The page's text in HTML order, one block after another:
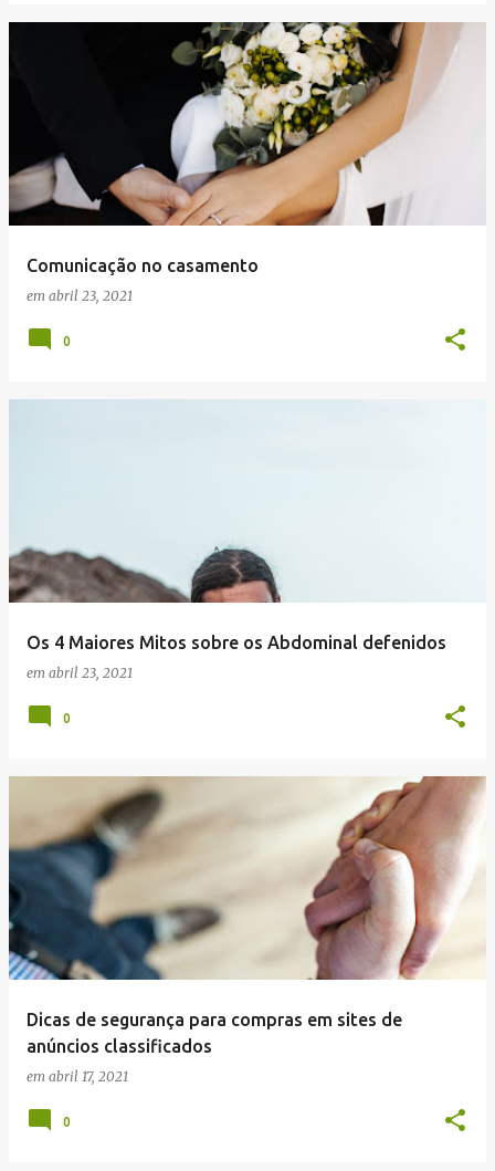
Comunicação no casamento
em abril 23, 2021
0
Os 4 Maiores Mitos sobre os Abdominal defenidos
em abril 23, 2021
0
Dicas de segurança para compras em sites de
anúncios classificados
em abril 17, 2021
0